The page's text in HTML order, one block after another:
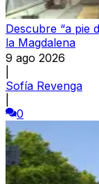
Descubre “a pie
la Magdalena
9 ago 2026
Sofía Revenga
0